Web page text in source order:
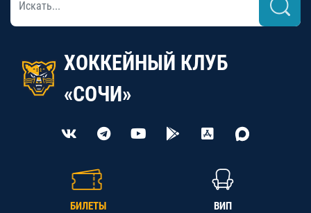
ХОККЕЙНЫЙ КЛУБ
«СОЧИ»
БИЛЕТЫ ВИП